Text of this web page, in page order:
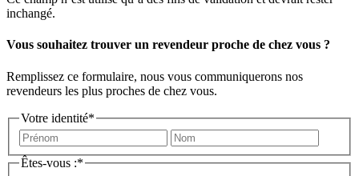
inchangé.
Vous souhaitez trouver un revendeur proche de chez vous ?
Remplissez ce formulaire, nous vous communiquerons nos
revendeurs les plus proches de chez vous.
Votre identité*
Prénom
Êtes-vous :*